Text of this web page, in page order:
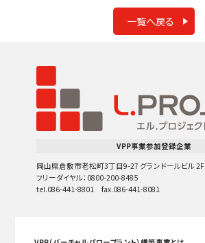
一覧へ戻る
VPP事業参加登録企業
岡山県倉敷市老松町3丁目9-27 グランドールビル 2F
フリーダイヤル：0800-200-8485
tel.086-441-8801 fax.086-441-8081